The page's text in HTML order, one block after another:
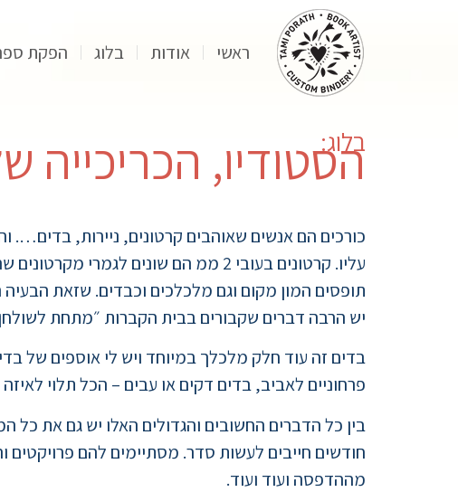
ראשי אודות בלוג הפקת
בלוג:
הסטודיו, הכריכייה
כורכים הם אנשים שאוהבים קרטונים, ניירות, בדים….
תופסים המון מקום וגם מלכלכים וכבדים. שזאת
יש הרבה דברים שקבורים בבית הקברות ״מתחת
בדים זה עוד חלק מלכלך במיוחד ויש לי אוספים של
פרחוניים לאביב, בדים דקים או עבים – הכל תלוי
בין כל הדברים החשובים והגדולים האלו יש גם את כל
חודשים חייבים לעשות סדר. מסתיימים להם פרויקטים
מההדפסה ועוד ועוד.